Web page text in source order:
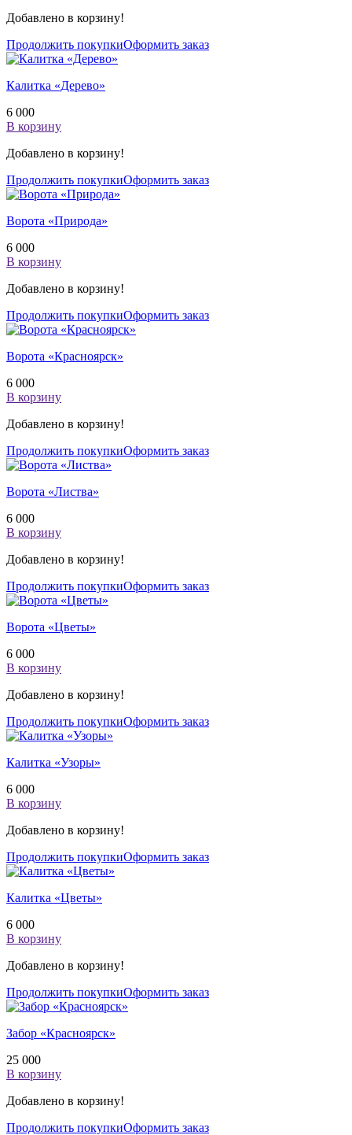
Добавлено в корзину!
Продолжить покупкиОформить заказ
Калитка «Дерево»
6 000
В корзину
Добавлено в корзину!
Продолжить покупкиОформить заказ
Ворота «Природа»
6 000
В корзину
Добавлено в корзину!
Продолжить покупкиОформить заказ
Ворота «Красноярск»
6 000
В корзину
Добавлено в корзину!
Продолжить покупкиОформить заказ
Ворота «Листва»
6 000
В корзину
Добавлено в корзину!
Продолжить покупкиОформить заказ
Ворота «Цветы»
6 000
В корзину
Добавлено в корзину!
Продолжить покупкиОформить заказ
Калитка «Узоры»
6 000
В корзину
Добавлено в корзину!
Продолжить покупкиОформить заказ
Калитка «Цветы»
6 000
В корзину
Добавлено в корзину!
Продолжить покупкиОформить заказ
Забор «Красноярск»
25 000
В корзину
Добавлено в корзину!
Продолжить покупкиОформить заказ